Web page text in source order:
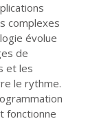
complexes
évolue
de
et les
le rythme.
fonctionne